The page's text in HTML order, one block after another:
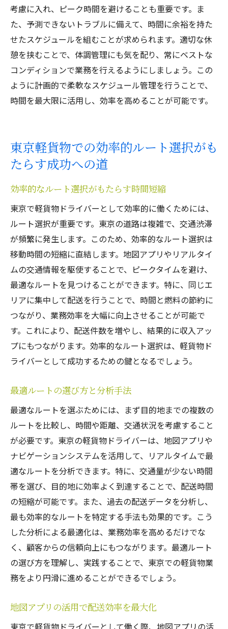
考慮に入れ、ピーク時間を避けることも重要です。ま
た、予測できないトラブルに備えて、時間に余裕を持た
せたスケジュールを組むことが求められます。適切な休
憩を挟むことで、体調管理にも気を配り、常にベストな
コンディションで業務を行えるようにしましょう。この
ように計画的で柔軟なスケジュール管理を行うことで、
時間を最大限に活用し、効率を高めることが可能です。
東京軽貨物での効率的ルート選択がも
たらす成功への道
効率的なルート選択がもたらす時間短縮
東京で軽貨物ドライバーとして効率的に働くためには、
ルート選択が重要です。東京の道路は複雑で、交通渋滞
が頻繁に発生します。このため、効率的なルート選択は
移動時間の短縮に直結します。地図アプリやリアルタイ
ムの交通情報を駆使することで、ピークタイムを避け、
最適なルートを見つけることができます。特に、同じエ
リアに集中して配送を行うことで、時間と燃料の節約に
つながり、業務効率を大幅に向上させることが可能で
す。これにより、配送件数を増やし、結果的に収入アッ
プにもつながります。効率的なルート選択は、軽貨物ド
ライバーとして成功するための鍵となるでしょう。
最適ルートの選び方と分析手法
最適なルートを選ぶためには、まず目的地までの複数の
ルートを比較し、時間や距離、交通状況を考慮すること
が必要です。東京の軽貨物ドライバーは、地図アプリや
ナビゲーションシステムを活用して、リアルタイムで最
適なルートを分析できます。特に、交通量が少ない時間
帯を選び、目的地に効率よく到達することで、配送時間
の短縮が可能です。また、過去の配送データを分析し、
最も効率的なルートを特定する手法も効果的です。こう
した分析による最適化は、業務効率を高めるだけでな
く、顧客からの信頼向上にもつながります。最適ルート
の選び方を理解し、実践することで、東京での軽貨物業
務をより円滑に進めることができるでしょう。
地図アプリの活用で配送効率を最大化
東京で軽貨物ドライバーとして働く際、地図アプリの活